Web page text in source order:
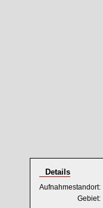
Details
Aufnahmestandort:
Gebiet: